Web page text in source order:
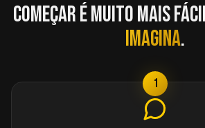
Começar é muito mais
imagina.
1